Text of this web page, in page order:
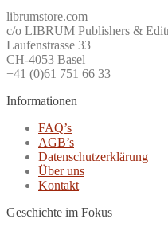
librumstore.com
c/o LIBRUM Publishers &
Laufenstrasse 33
CH-4053 Basel
+41 (0)61 751 66 33
Informationen
FAQ’s
AGB’s
Datenschutzerklärung
Über uns
Kontakt
Geschichte im Fokus